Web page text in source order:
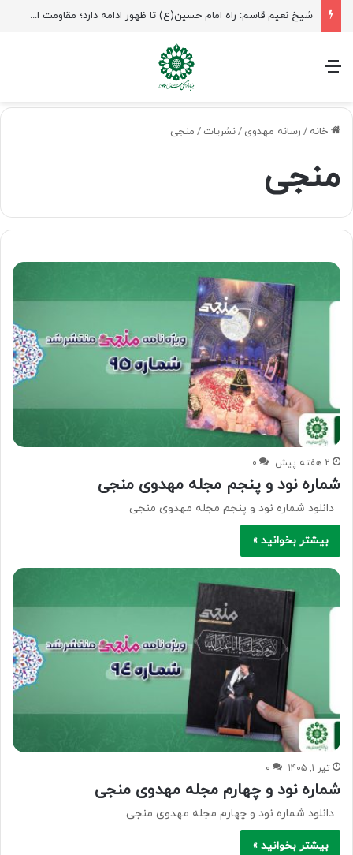
راهپیمایی اربعین، رزمایش منتظران ظهور
منو
خانه / رسانه مهدوی /نشریات / منجی
منجی
2 هفته پیش ۰
شماره نود و پنجم مجله مهدوی منجی
دانلود شماره نود و پنجم مجله مهدوی منجی
بیشتر بخوانید »
تیر ۱, ۱۴۰۵ ۰
شماره نود و چهارم مجله مهدوی منجی
دانلود شماره نود و چهارم مجله مهدوی منجی
بیشتر بخوانید »